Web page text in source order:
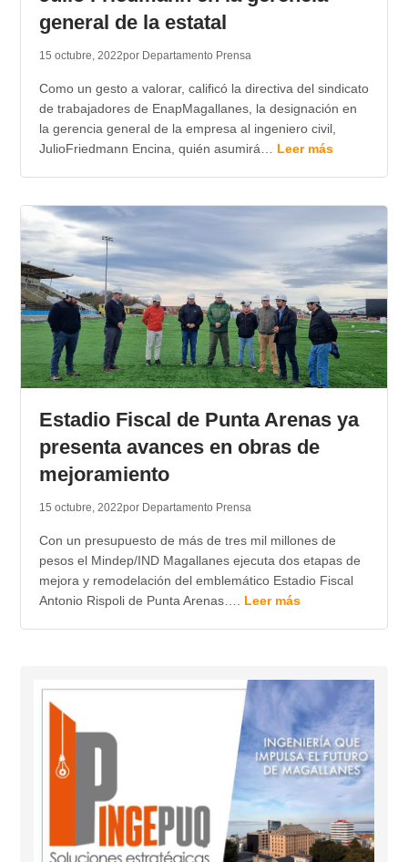
general de la estatal
15 octubre, 2022por Departamento Prensa
Como un gesto a valorar, calificó la directiva del sindicato
de trabajadores de EnapMagallanes, la designación en
la gerencia general de la empresa al ingeniero civil,
JulioFriedmann Encina, quién asumirá… Leer más
Estadio Fiscal de Punta Arenas ya
presenta avances en obras de
mejoramiento
15 octubre, 2022por Departamento Prensa
Con un presupuesto de más de tres mil millones de
pesos el Mindep/IND Magallanes ejecuta dos etapas de
mejora y remodelación del emblemático Estadio Fiscal
Antonio Rispoli de Punta Arenas…. Leer más